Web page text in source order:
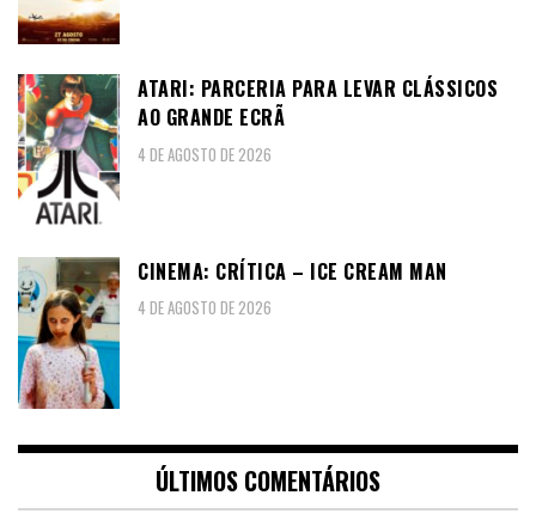
ATARI: PARCERIA PARA LEVAR CLÁSSICOS
AO GRANDE ECRÃ
4 DE AGOSTO DE 2026
CINEMA: CRÍTICA – ICE CREAM MAN
4 DE AGOSTO DE 2026
ÚLTIMOS COMENTÁRIOS